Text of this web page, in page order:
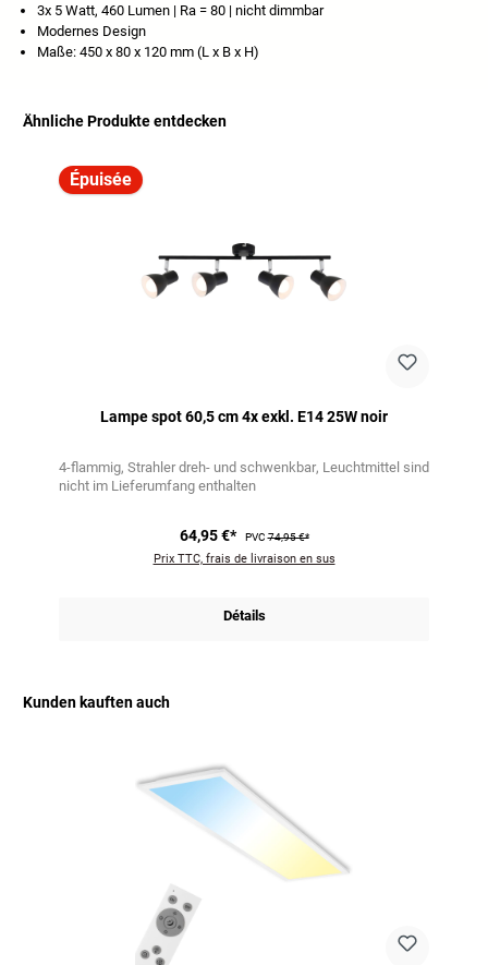
3x 5 Watt, 460 Lumen | Ra = 80 | nicht dimmbar
Modernes Design
Maße: 450 x 80 x 120 mm (L x B x H)
Ähnliche Produkte entdecken
Épuisée
Lampe spot 60,5 cm 4x exkl. E14 25W noir
4-flammig Strahler dreh- und schwenkbar Leuchtmittel sind
nicht im Lieferumfang enthalten
64,95 €* PVC74,95 €*
Prix TTC, frais de livraison en sus
Détails
Kunden kauften auch